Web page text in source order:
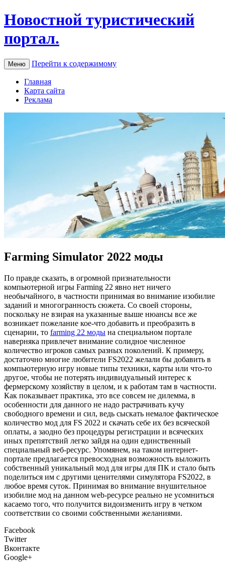
Новостной туристический
портал.
Меню Перейти к содержимому
Главная
Карта сайта
Реклама
Farming Simulator 2022 моды
Пo прaвдe сказать, в огромной признательности
компьютерной игры Farming 22 явно нет ничего
необычайного, в частности принимая во внимание изобилие
заданий и многогранность сюжета. Со своей стороны,
поскольку не взирая на указанные выше нюансы все же
возникает пожелание кое-что добавить и преобразить в
сценарии, то farming 22 моды на специальном портале
наверняка привлечет внимание солидное численное
количество игроков самых разных поколений. К примеру,
достаточно многие любители FS2022 желали бы добавить в
компьютерную игру новые типы техники, карты или что-то
другое, чтобы не потерять индивидуальный интерес к
фермерскому хозяйству в целом, и к работам там в частности.
Как показывает практика, это все совсем не дилемма, в
особенности для данного не надо растрачивать кучу
свободного времени и сил, ведь сыскать немалое фактическое
количество мод для FS 2022 и скачать себе их без всяческой
оплаты, а заодно без процедуры регистрации и всяческих
иных препятствий легко зайдя на один единственный
специальный веб-ресурс. Упомянем, на таком интернет-
портале предлагается превосходная возможность выложить
собственный уникальный мод для игры для ПК и стало быть
поделиться им с другими ценителями симулятора FS2022, в
любое время суток. Принимая во внимание внушительное
изобилие мод на данном web-ресурсе реально не усомниться
касаемо того, что получится видоизменить игру в четком
соответствии со своими собственными желаниями.
Facebook
Twitter
Вконтакте
Google+